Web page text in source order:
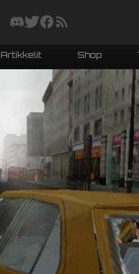
Artikkelit Shop